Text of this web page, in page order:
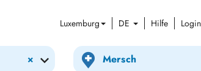
Luxemburg DE Hilfe Login
×